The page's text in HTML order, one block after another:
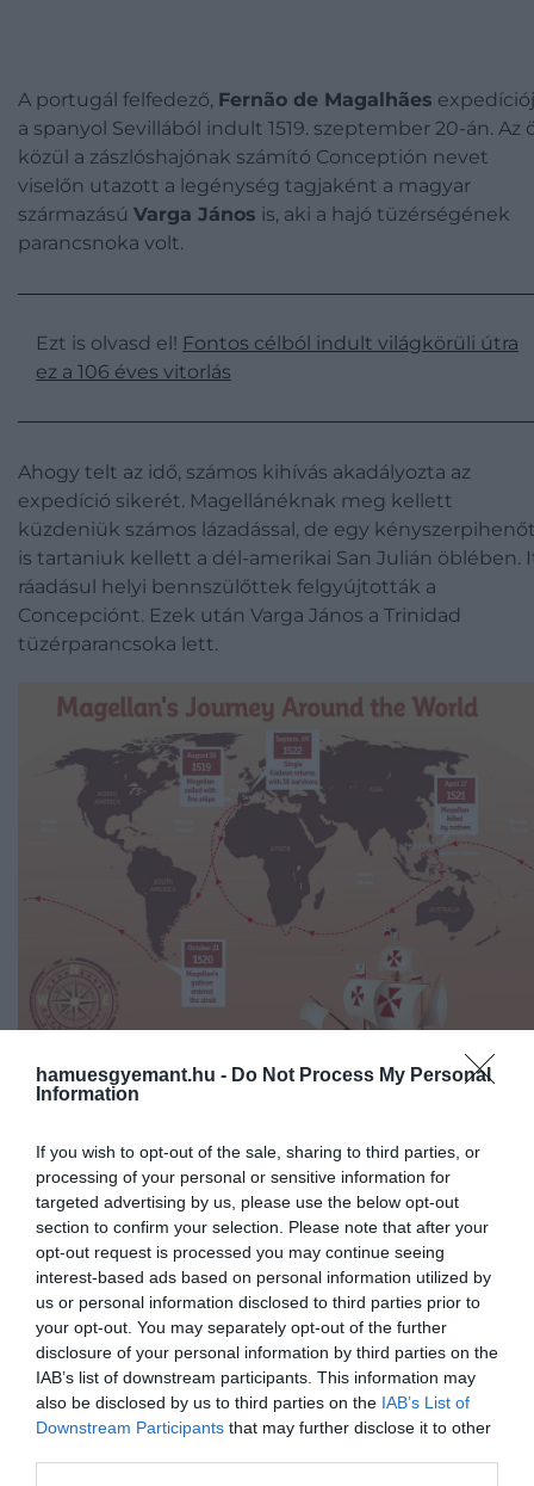
hamuesgyemant.hu - Do Not Process My Personal
Information
If you wish to opt-out of the sale, sharing to third parties, or
processing of your personal or sensitive information for
targeted advertising by us, please use the below opt-out
section to confirm your selection. Please note that after your
opt-out request is processed you may continue seeing
interest-based ads based on personal information utilized by
us or personal information disclosed to third parties prior to
your opt-out. You may separately opt-out of the further
disclosure of your personal information by third parties on the
IAB’s list of downstream participants. This information may
also be disclosed by us to third parties on the IAB’s List of
Downstream Participants that may further disclose it to other
A portugál felfedező, Fernão de Magalhães
a spanyol Sevillából indult 1519. szeptember 20-án. Az
közül a zászlóshajónak számító Conceptión nevet
viselőn utazott a legénység tagjaként a magyar
származású Varga János is, aki a hajó tüzérségének
parancsnoka volt.
Ezt is olvasd el! Fontos célból indult világkörüli útra
ez a 106 éves vitorlás
Ahogy telt az idő, számos kihívás akadályozta az
expedíció sikerét. Magellánéknak meg kellett
küzdeniük számos lázadással, de egy
is tartaniuk kellett a dél-amerikai San Julián öblében.
ráadásul helyi bennszülőttek felgyújtották a
Concepciónt. Ezek után Varga János a Trinidad
tüzérparancsoka lett.
Magellán Föld körüli útjának rajza
Fotó:Getty Images
Természetesen az éhezéssel is meggyűlt a baja a
felfedezőknek, amikor az egyik hajó, az élelmiszert
szállító San Antonio, engedély nélkül visszatért
Spanyolországba. A belső viszályokon túl külső
tényezők is csonkították a flotta létszámát. Ilyen volt a
Santiago hajó elvesztése is, ami sziklának ütközött és
elsüllyedt egy viharban, miközben az átjárót keresték
Csendes-óceánra.
Az expedíció azonban mindig folytatódott, és végül